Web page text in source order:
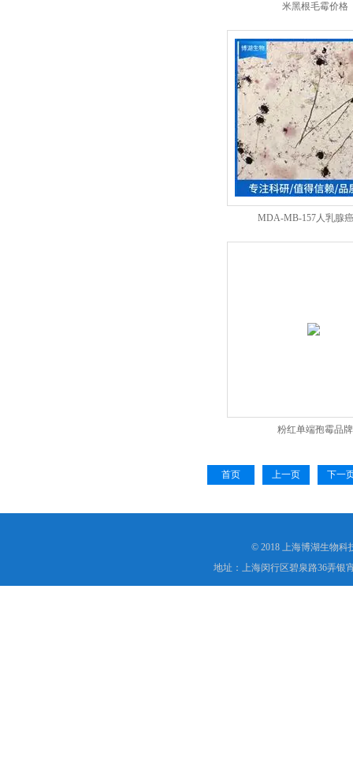
米黑根毛霉价格
MDA-MB-157人乳腺
粉红单端孢霉品牌
首页 上一页 下一
© 2018 上海博湖生物科
地址：上海闵行区碧泉路36弄银